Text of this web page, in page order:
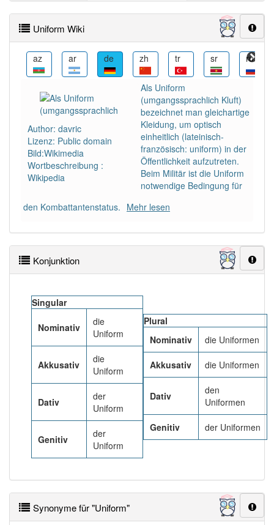
PowerIndex:79
Häufigkeit: 6 von 10
Wörter mit Endung-uniform: 13
Wörter mit Endung-uniformaber mit einem anderen
Artikeldie: 0
97% unserer Spielapp-Nutzer haben den Artikel
Uniform Wiki
az ar de zh tr sr ru
Author: davric
Lizenz: Public domain
Bild:Wikimedia
Wortbeschreibung :
Wikipedia
Als Uniform
(umgangssprachlich Kluft)
bezeichnet man gleichartige
Kleidung, um optisch
einheitlich (lateinisch-
französisch: uniform) in der
Öffentlichkeit aufzutreten.
Beim Militär ist die Uniform
notwendige Bedingung für
den Kombattantenstatus. Mehr lesen
Konjunktion
Singular
Nominativ
die
Uniform
Akkusativ
die
Uniform
Dativ
der
Uniform
Genitiv
der
Uniform
Plural
Nominativ
die Uniformen
Akkusativ die Uniformen
Dativ
den
Uniformen
Genitiv der Uniformen
Synonyme für "Uniform"